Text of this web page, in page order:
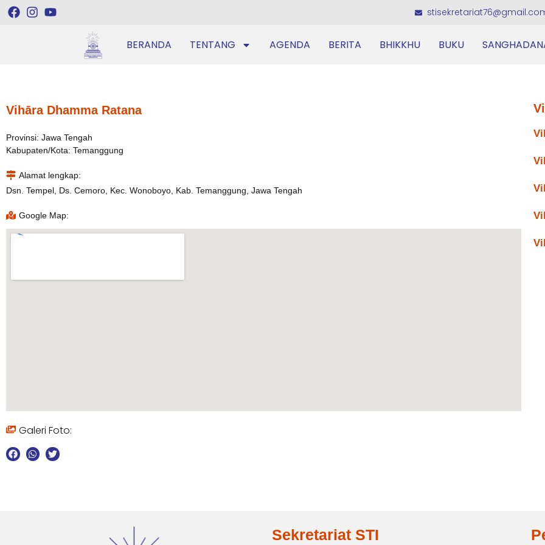
BERANDA TENTANG AGENDA BERITA BHIKKHU BUKU
Vihāra Dhamma Ratana
Provinsi: Jawa Tengah
Kabupaten/Kota: Temanggung
Alamat lengkap:
Dsn. Tempel, Ds. Cemoro, Kec. Wonoboyo, Kab. Temanggung, Jawa Tengah
Google Map:
Galeri Foto:
Sekretariat STI